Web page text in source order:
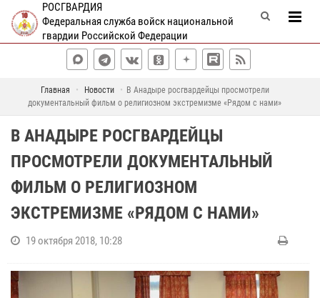
РОСГВАРДИЯ
Федеральная служба войск национальной
гвардии Российской Федерации
Главная Новости
В Анадыре росгвардейцы просмотрели
документальный фильм о религиозном экстремизме «Рядом с нами»
В АНАДЫРЕ РОСГВАРДЕЙЦЫ
ПРОСМОТРЕЛИ ДОКУМЕНТАЛЬНЫЙ
ФИЛЬМ О РЕЛИГИОЗНОМ
ЭКСТРЕМИЗМЕ «РЯДОМ С НАМИ»
19 октября 2018, 10:28